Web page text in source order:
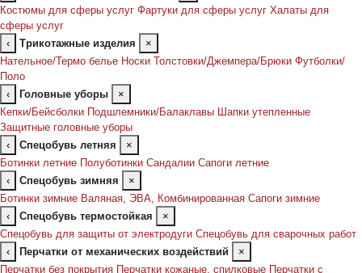
Костюмы для сферы услуг Фартуки для сферы услуг Халаты для
сферы услуг
‹
Трикотажные изделия
×
Нательное/Термо белье Носки Толстовки/Джемпера/Брюки Футболки/
Поло
‹
Головные уборы
×
Кепки/Бейсболки Подшлемники/Балаклавы Шапки утепленные
Защитные головные уборы
‹
Спецобувь летняя
×
Ботинки летние Полуботинки Сандалии Сапоги летние
‹
Спецобувь зимняя
×
Ботинки зимние Валяная, ЭВА, Комбинированная Сапоги зимние
‹
Спецобувь термостойкая
×
Спецобувь для защиты от электродуги Спецобувь для сварочных работ
‹
Перчатки от механических воздействий
×
Перчатки без покрытия Перчатки кожаные, спилковые Перчатки с